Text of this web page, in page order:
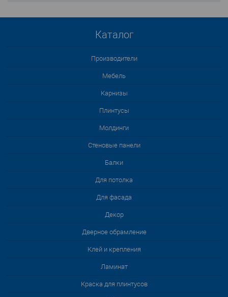
Каталог
Производители
Мебель
Карнизы
Плинтусы
Молдинги
Стеновые панели
Балки
Для потолка
Для фасада
Декор
Дверное обрамление
Клей и крепления
Ламинат
Краска для плинтусов